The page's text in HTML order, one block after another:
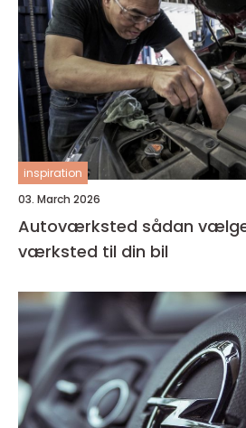
inspiration
03. March 2026
Autoværksted sådan vælger du det rigtige
værksted til din bil